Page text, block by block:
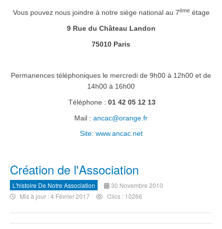
Vous pouvez nous joindre à notre siège national au 7èmeétage
9 Rue du Château Landon
75010 Paris
Permanences téléphoniques le mercredi de 9h00 à 12h00 et de
14h00 à 16h00
Téléphone : 01 42 05 12 13
Mail : ancac@orange.fr
Site: www.ancac.net
Création de l'Association
L'histoire De Notre Association
30 Novembre 2010
Mis à jour : 4 Février 2017
Clics : 10266